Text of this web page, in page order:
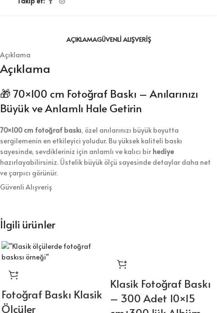
AÇIKLAMAGÜVENLI ALIŞVERIŞ
Açıklama
Açıklama
🎁 70×100 cm Fotoğraf Baskı – Anılarınızı
Büyük ve Anlamlı Hale Getirin
70×100 cm fotoğraf baskı, özel anılarınızı büyük boyutta
sergilemenin en etkileyici yoludur. Bu yüksek kaliteli baskı
sayesinde, sevdikleriniz için anlamlı ve kalıcı bir hediye
hazırlayabilirsiniz. Üstelik büyük ölçü sayesinde detaylar daha net
ve çarpıcı görünür.
Fotoğraf baskı
, sadece bir görsel sunmaz; aynı zamanda duyguları
renkler ve net detaylarla hazırlanan bu baskılar uzun süre ilk günkü
70×100 cm ölçüsü
sağlar. Böylece, çerçevelerle kolayca kullanılabilir. Hediye olarak
vermekle kalmaz, aynı zamanda kendi anılarınızı da
ölümsüzleştirebilirsiniz. Fotoğraf baskı süreci boyunca her detay
titizlikle ele alınır.
Güvenli Alışveriş
İlgili ürünler
Fotoğraf Baskı Klasik
Ölçüler
Klasik Fotoğraf Baskı
– 300 Adet 10×15